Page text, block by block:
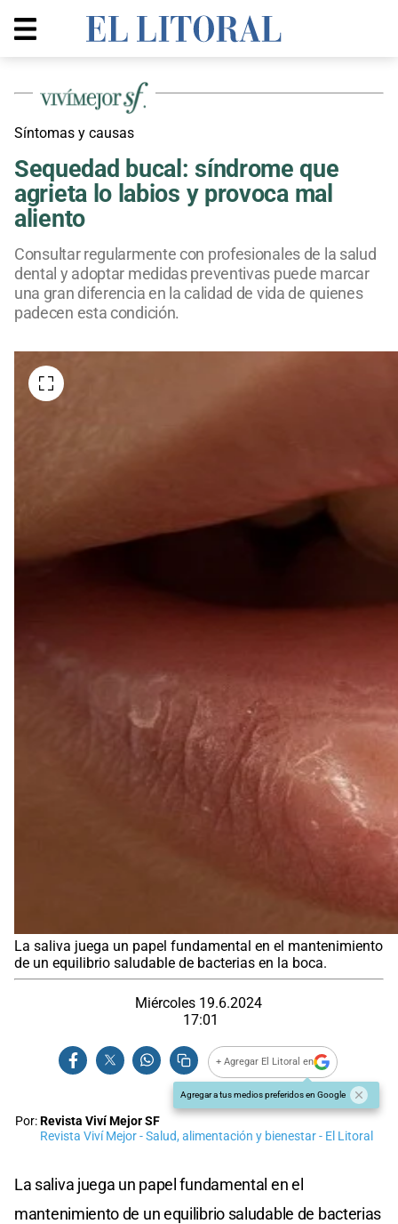
Síntomas y causas
Sequedad bucal: síndrome que
agrieta lo labios y provoca mal
aliento
Consultar regularmente con profesionales de la salud
dental y adoptar medidas preventivas puede marcar
una gran diferencia en la calidad de vida de quienes
padecen esta condición.
La saliva juega un papel fundamental en el mantenimiento
de un equilibrio saludable de bacterias en la boca.
Miércoles 19.6.2024
17:01
+ Agregar El Litoral en
Agregar a tus medios preferidos en Google
Por:Revista Viví Mejor SF
Revista Viví Mejor - Salud, alimentación y bienestar - El Litoral
La saliva juega un papel fundamental en el
mantenimiento de un equilibrio saludable de bacterias